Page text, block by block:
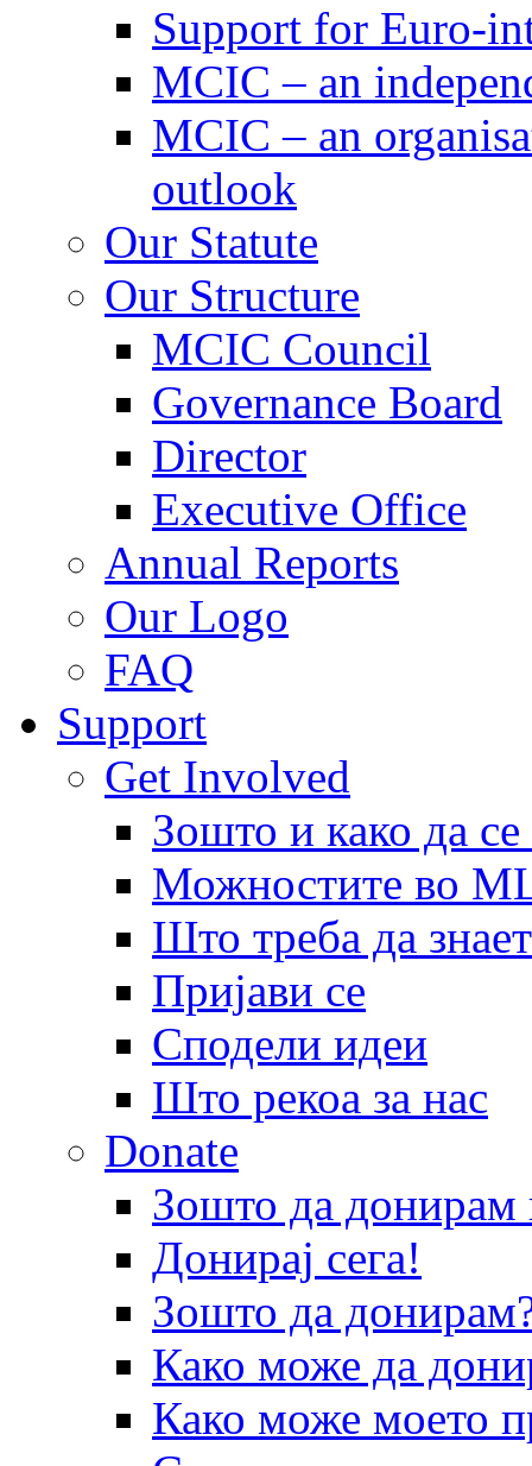
Support for Euro-
MCIC – an
MCIC – an
outlook
Our Statute
Our Structure
MCIC Council
Governance Board
Director
Executive Office
Annual Reports
Our Logo
FAQ
Support
Get Involved
Зошто и како да
Можностите во
Што треба да
Пријави се
Сподели идеи
Што рекоа за нас
Donate
Зошто да
Донирај сега!
Зошто да
Како може да
Како може моето